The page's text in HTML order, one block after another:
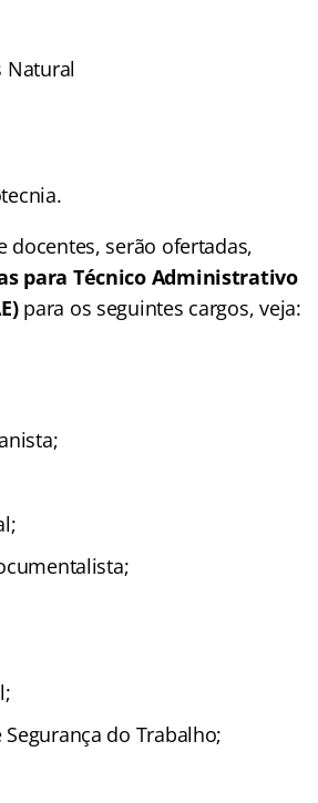
Natural
docentes, serão ofertadas,
para Técnico Administrativo
para os seguintes cargos, veja:
do Trabalho;